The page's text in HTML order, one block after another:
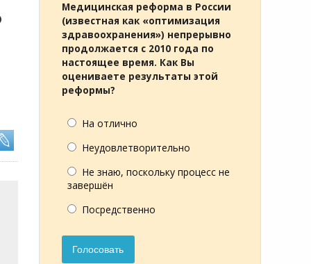
Медицинская реформа в России
(известная как «оптимизация
здравоохранения») непрерывно
продолжается с 2010 года по
настоящее время. Как Вы
оцениваете результаты этой
реформы?
На отлично
Неудовлетворительно
Не знаю, поскольку процесс не
завершён
Посредственно
Голосовать